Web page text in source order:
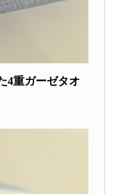
4重ガーゼタオ